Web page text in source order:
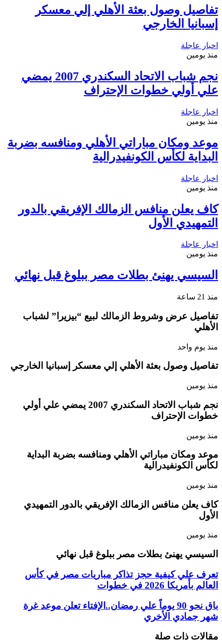
تفاصيل وصول بعثة الأهلي إلي معسكر
إسبانيا الخارجي
اخبار عاجلة
منذ يومين
نجم شباب الاتحاد السكندري 2007 يمضي
علي أولي خطوات الإحتراف
اخبار عاجلة
منذ يومين
موعد ومكان مباراتي الأهلي ومنافسه بضربة
البداية لكأس الكونفيدرالية
اخبار عاجلة
منذ يومين
كاف يعلن منافس الزمالك الإفريقي بالدور
التمهيدي الأول
اخبار عاجلة
منذ يومين
السيسي يهنئ بطلات مصر ببلوغ قبل نهائي
منذ 21 ساعة
تفاصيل عرض وشروط الزمالك لبيع “بيزيرا” لشباب
الأهلي
منذ يوم واحد
تفاصيل وصول بعثة الأهلي إلي معسكر إسبانيا الخارجي
منذ يومين
نجم شباب الاتحاد السكندري 2007 يمضي علي أولي
خطوات الإحتراف
منذ يومين
موعد ومكان مباراتي الأهلي ومنافسه بضربة البداية
لكأس الكونفيدرالية
منذ يومين
كاف يعلن منافس الزمالك الإفريقي بالدور التمهيدي
الأول
منذ يومين
السيسي يهنئ بطلات مصر ببلوغ قبل نهائي
تعرف علي كيفية حجز تذاكر مباريات مصر في كأس
العالم بأمريكا 2026 في خطوات
باق نحو 90 يوماً علي رمضان..الإفتاء تعلن موعد غرة
شهر جمادي الأخري
مقالات ذات صلة